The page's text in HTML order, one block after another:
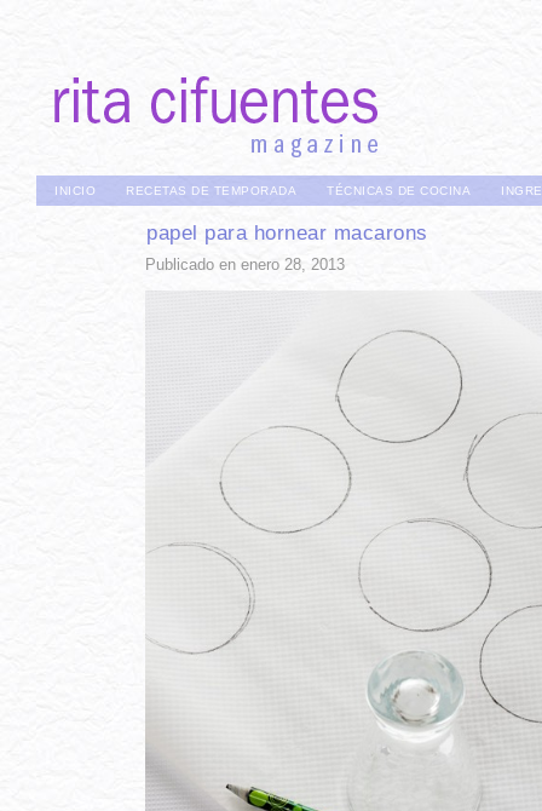
INICIO RECETAS DE TEMPORADA TÉCNICAS DE COCINA
papel para hornear macarons
Publicado en enero 28, 2013